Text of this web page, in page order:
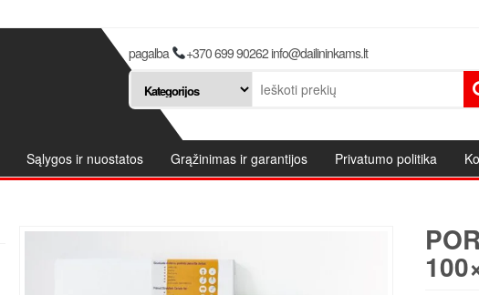
pagalba +370 699 90262 info@dailininkams.lt
Sąlygos ir nuostatos Grąžinimas ir garantijos Privatumo politika